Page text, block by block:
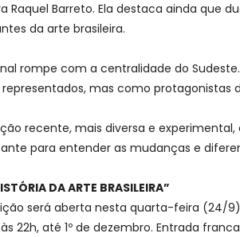
Raquel Barreto. Ela destaca ainda que
da arte brasileira.
rompe com a centralidade do
mas como protagonistas
recente, mais diversa e
para entender as mudanças e
DA ARTE BRASILEIRA”
será aberta nesta quarta-feira (24/
às 22h, até 1º de dezembro. Entrada